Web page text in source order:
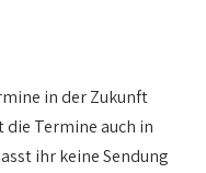
in der Zukunft
Termine auch in
ihr keine Sendung